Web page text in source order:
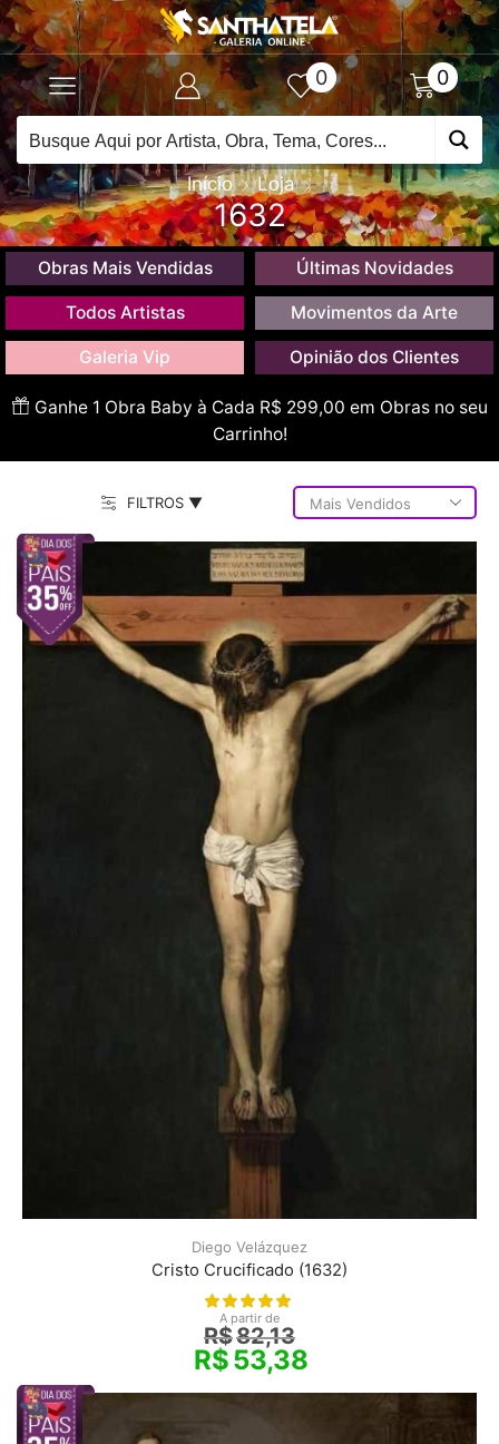
0 0
Início Loja
1632
Obras Mais Vendidas Últimas Novidades
Todos Artistas Movimentos da Arte
Galeria Vip Opinião dos Clientes
Ganhe 1 Obra Baby à Cada R$ 299,00 em Obras no seu
Carrinho!
FILTROS ▼
Diego Velázquez
Cristo Crucificado (1632)
A partir de
R$82,13
R$53,38